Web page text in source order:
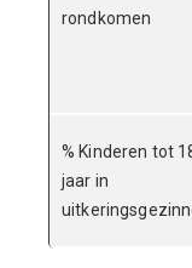
rondkomen
% Kinderen tot
jaar in